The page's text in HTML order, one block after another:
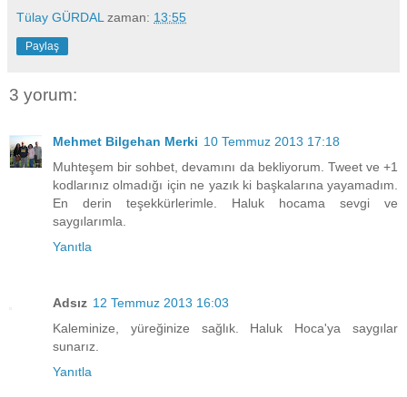
Tülay GÜRDAL zaman: 13:55
Paylaş
3 yorum:
Mehmet Bilgehan Merki 10 Temmuz 2013 17:18
Muhteşem bir sohbet, devamını da bekliyorum. Tweet ve +1
kodlarınız olmadığı için ne yazık ki başkalarına yayamadım.
En derin teşekkürlerimle. Haluk hocama sevgi ve
saygılarımla.
Yanıtla
Adsız 12 Temmuz 2013 16:03
Kaleminize, yüreğinize sağlık. Haluk Hoca'ya saygılar
sunarız.
Yanıtla